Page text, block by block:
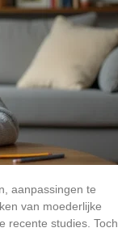
aanpassingen te
van moederlijke
recente studies. Toch